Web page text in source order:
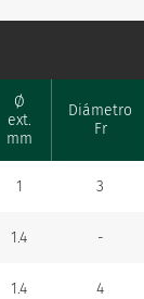
Ø
ext.
mm
Diámetro
Fr
1 3
1.4 -
1.4 4